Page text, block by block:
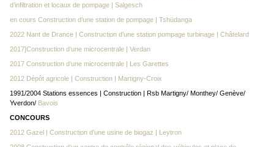
d’infiltration et locaux de pompage | Salgesch
en cours Construction d’une station de pompage | Tshüdanga
2022 Nant de Drance | Construction d’une station pompage turbinage | Châtelard
2017]Construction d’une microcentrale | Verdan
2017 Construction d’une microcentrale | Les Garettes
2012 Dépôt agricole | Construction | Martigny-Croix
1991/2004 Stations essences | Construction | Rsb Martigny/ Monthey/ Genève/
Yverdon/ Bavois
CONCOURS
2012 Gazel | Construction d’une usine de biogaz | Leytron